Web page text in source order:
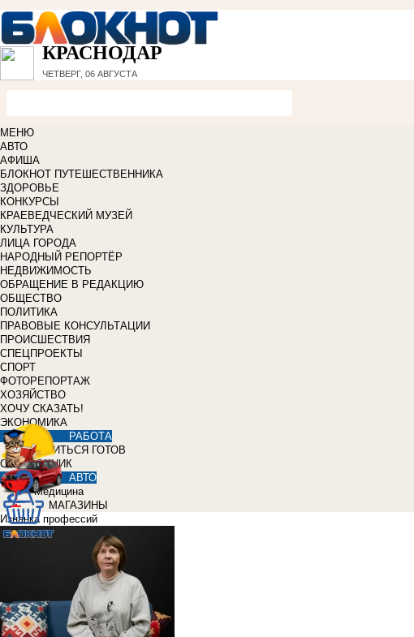
КРАСНОДАР
ЧЕТВЕРГ, 06 АВГУСТА
МЕНЮ
АВТО
АФИША
БЛОКНОТ ПУТЕШЕСТВЕННИКА
ЗДОРОВЬЕ
КОНКУРСЫ
КРАЕВЕДЧЕСКИЙ МУЗЕЙ
КУЛЬТУРА
ЛИЦА ГОРОДА
НАРОДНЫЙ РЕПОРТЁР
НЕДВИЖИМОСТЬ
ОБРАЩЕНИЕ В РЕДАКЦИЮ
ОБЩЕСТВО
ПОЛИТИКА
ПРАВОВЫЕ КОНСУЛЬТАЦИИ
ПРОИСШЕСТВИЯ
СПЕЦПРОЕКТЫ
СПОРТ
ФОТОРЕПОРТАЖ
ХОЗЯЙСТВО
ХОЧУ СКАЗАТЬ!
ЭКОНОМИКА
РАБОТА
УЧИТЬСЯ ГОТОВ
СПРАВОЧНИК
АВТО
Медицина
МАГАЗИНЫ
Изнанка профессий